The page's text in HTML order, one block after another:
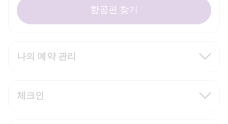
나의 예약 관리
체크인
항공편 찾기